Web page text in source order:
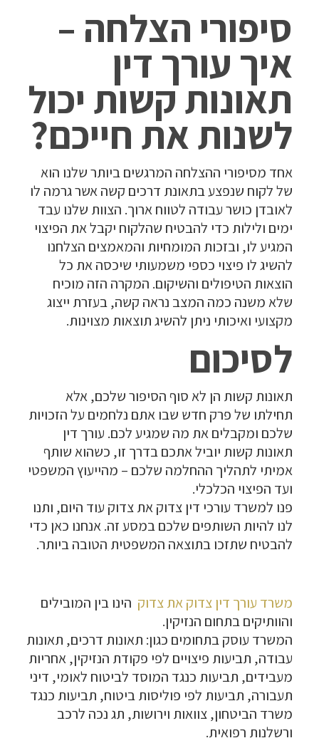
סיפורי הצלחה –
איך עורך דין
תאונות קשות יכול
לשנות את חייכם?
אחד מסיפורי ההצלחה המרגשים ביותר שלנו הוא
של לקוח שנפצע בתאונת דרכים קשה אשר גרמה לו
לאובדן כושר עבודה לטווח ארוך. הצוות שלנו עבד
ימים ולילות כדי להבטיח שהלקוח יקבל את הפיצוי
המגיע לו, ובזכות המומחיות והמאמצים הצלחנו
להשיג לו פיצוי כספי משמעותי שיכסה את כל
הוצאות הטיפולים והשיקום. המקרה הזה מוכיח
שלא משנה כמה המצב נראה קשה, בעזרת ייצוג
מקצועי ואיכותי ניתן להשיג תוצאות מצוינות.
לסיכום
תאונות קשות הן לא סוף הסיפור שלכם, אלא
תחילתו של פרק חדש שבו אתם נלחמים על הזכויות
שלכם ומקבלים את מה שמגיע לכם. עורך דין
תאונות קשות יוביל אתכם בדרך זו, כשהוא שותף
אמיתי לתהליך ההחלמה שלכם – מהייעוץ המשפטי
ועד הפיצוי הכלכלי.
פנו למשרד עורכי דין צדוק את צדוק עוד היום, ותנו
לנו להיות השותפים שלכם במסע זה. אנחנו כאן כדי
להבטיח שתזכו בתוצאה המשפטית הטובה ביותר.
משרד עורך דין צדוק את צדוק הינו בין המובילים
והוותיקים בתחום הנזיקין.
המשרד עוסק בתחומים כגון: תאונות דרכים, תאונות
עבודה, תביעות פיצויים לפי פקודת הנזיקין, אחריות
מעבידים, תביעות כנגד המוסד לביטוח לאומי, דיני
תעבורה, תביעות לפי פוליסות ביטוח, תביעות כנגד
משרד הביטחון, צוואות וירושות, תג נכה לרכב
ורשלנות רפואית.